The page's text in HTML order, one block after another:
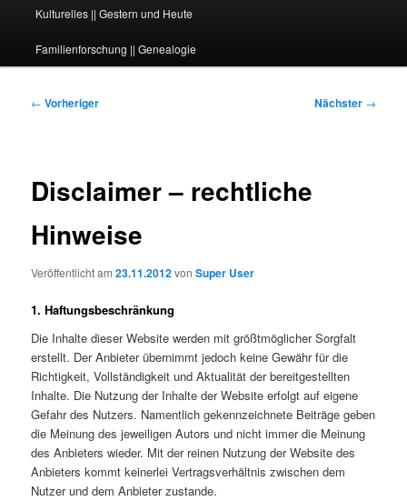
Kulturelles || Gestern und Heute
Familienforschung || Genealogie
Beitragsnavigation
← Vorheriger Nächster →
Disclaimer – rechtliche
Hinweise
Veröffentlicht am23.11.2012vonSuper User
1. Haftungsbeschränkung
Die Inhalte dieser Website werden mit größtmöglicher Sorgfalt
erstellt. Der Anbieter übernimmt jedoch keine Gewähr für die
Richtigkeit, Vollständigkeit und Aktualität der bereitgestellten
Inhalte. Die Nutzung der Inhalte der Website erfolgt auf eigene
Gefahr des Nutzers. Namentlich gekennzeichnete Beiträge geben
die Meinung des jeweiligen Autors und nicht immer die Meinung
des Anbieters wieder. Mit der reinen Nutzung der Website des
Anbieters kommt keinerlei Vertragsverhältnis zwischen dem
Nutzer und dem Anbieter zustande.